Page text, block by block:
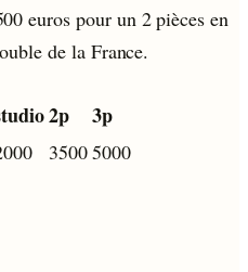
euros pour un 2 pièces en
de la France.
2p 3p
35005000